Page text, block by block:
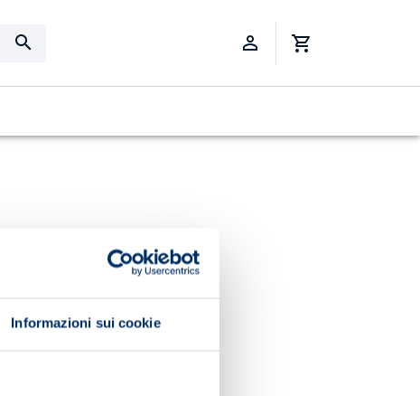
Informazioni sui cookie